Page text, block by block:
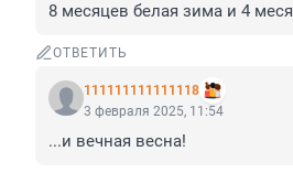
8 месяцев белая зима и 4
ОТВЕТИТЬ
111111111111118
3 февраля 2025, 11:54
...и вечная весна!